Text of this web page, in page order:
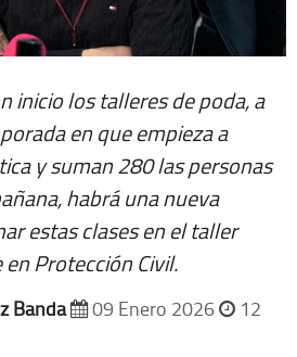
inicio los talleres de poda, a
en que empieza a
y suman 280 las personas
habrá una nueva
estas clases en el taller
Protección Civil.
Banda 09 Enero 2026
12